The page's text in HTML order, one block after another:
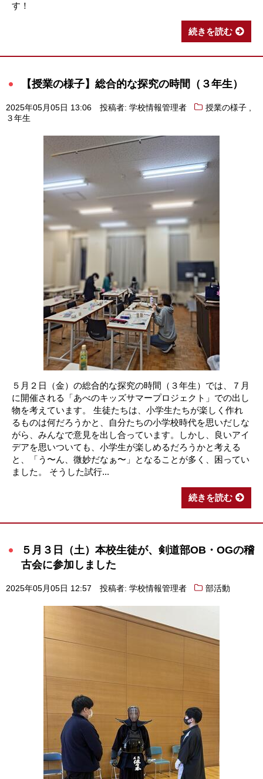
す！
続きを読む
【授業の様子】総合的な探究の時間（３年生）
2025年05月05日 13:06 投稿者: 学校情報管理者 授業の様子
３年生
５月２日（金）の総合的な探究の時間（３年生）では、７月
に開催される「あべのキッズサマープロジェクト」での出し
物を考えています。 生徒たちは、小学生たちが楽しく作れ
るものは何だろうかと、自分たちの小学校時代を思いだしな
がら、みんなで意見を出し合っています。しかし、良いアイ
デアを思いついても、小学生が楽しめるだろうかと考える
と、「う〜ん、微妙だなぁ〜」となることが多く、困ってい
ました。 そうした試行...
続きを読む
５月３日（土）本校生徒が、剣道部OB・OGの稽
古会に参加しました
2025年05月05日 12:57 投稿者: 学校情報管理者 部活動